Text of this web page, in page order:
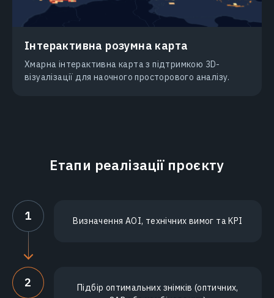
Інтерактивна розумна карта
Хмарна інтерактивна карта з підтримкою 3D-
візуалізації для наочного просторового аналізу.
Етапи реалізації проєкту
1 Визначення AOI, технічних вимог та KPI
2
Підбір оптимальних знімків (оптичних,